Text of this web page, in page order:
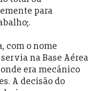
para
com o nome
na Base Aérea
era mecânico
A decisão do